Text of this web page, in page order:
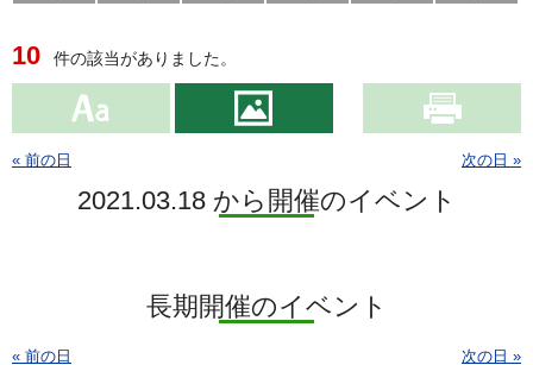
10 件の該当がありました。
« 前の日 次の日 »
2021.03.18 から開催のイベント
長期開催のイベント
« 前の日 次の日 »